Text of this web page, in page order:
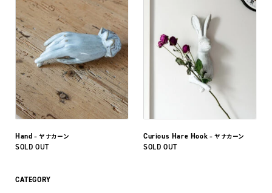
Hand – ヤナカーン
SOLD OUT
Curious Hare Hook – ヤナカーン
SOLD OUT
CATEGORY